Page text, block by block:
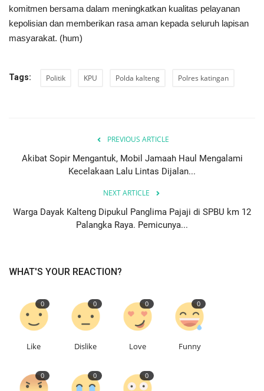
komitmen bersama dalam meningkatkan kualitas pelayanan
kepolisian dan memberikan rasa aman kepada seluruh lapisan
masyarakat. (hum)
Tags: Politik KPU Polda kalteng Polres katingan
PREVIOUS ARTICLE
Akibat Sopir Mengantuk, Mobil Jamaah Haul Mengalami
Kecelakaan Lalu Lintas Dijalan...
NEXT ARTICLE
Warga Dayak Kalteng Dipukul Panglima Pajaji di SPBU km 12
Palangka Raya. Pemicunya...
WHAT'S YOUR REACTION?
0
Like
0
Dislike
0
Love
0
Funny
0 0 0